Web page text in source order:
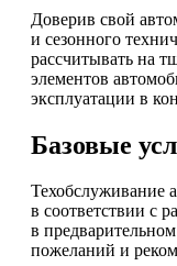
Доверив свой
и сезонного
рассчитывать на
элементов
эксплуатации в
Базовые
Техобслуживание
в соответствии с
в
пожеланий и